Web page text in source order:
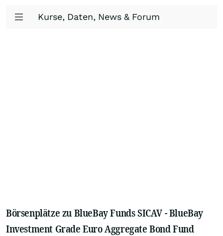
Kurse, Daten, News & Forum
Börsenplätze zu BlueBay Funds SICAV - BlueBay
Investment Grade Euro Aggregate Bond Fund